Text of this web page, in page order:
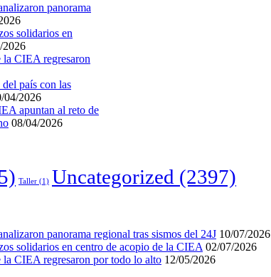
panorama
solidarios en
2026
la CIEA regresaron
país con las
04/2026
apuntan al reto de
08/04/2026
Taller (1) Uncategorized (2397)
panorama regional tras sismos del 24J 10/07/2026
solidarios en centro de acopio de la CIEA 02/07/2026
la CIEA regresaron por todo lo alto 12/05/2026